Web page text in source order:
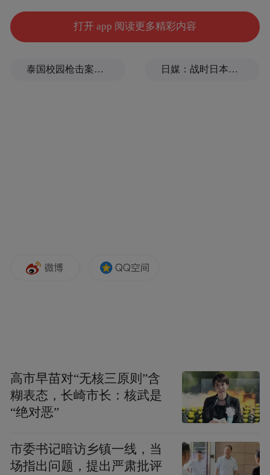
打开 app 阅读更多精彩内容
泰国校园枪击案致9死，枪手父亲道歉 日媒：战时日本多所大学进行输血人体实验，向患者注射动物血
高市早苗对“无核三原则”含
糊表态，长崎市长：核武是
“绝对恶”
市委书记暗访乡镇一线，当
场指出问题，提出严肃批评